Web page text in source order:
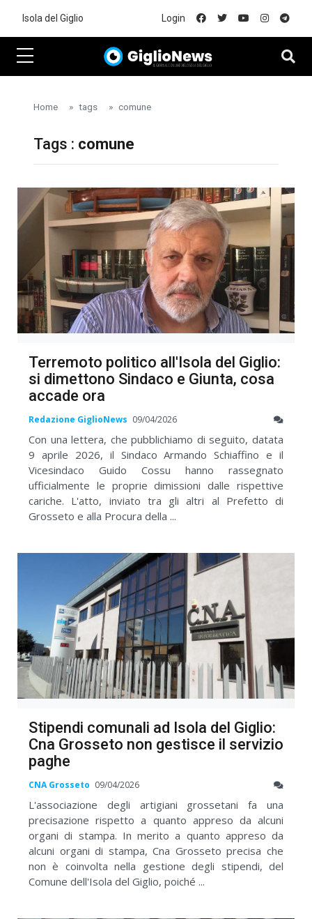
Isola del Giglio Login
Home tags comune
Tags : comune
Terremoto politico all'Isola del Giglio:
si dimettono Sindaco e Giunta, cosa
accade ora
Redazione GiglioNews 09/04/2026
Con una lettera, che pubblichiamo di seguito, datata
9 aprile 2026, il Sindaco Armando Schiaffino e il
Vicesindaco Guido Cossu hanno rassegnato
ufficialmente le proprie dimissioni dalle rispettive
cariche. L'atto, inviato tra gli altri al Prefetto di
Grosseto e alla Procura della ...
Stipendi comunali ad Isola del Giglio:
Cna Grosseto non gestisce il servizio
paghe
CNA Grosseto 09/04/2026
L'associazione degli artigiani grossetani fa una
precisazione rispetto a quanto appreso da alcuni
organi di stampa. In merito a quanto appreso da
alcuni organi di stampa, Cna Grosseto precisa che
non è coinvolta nella gestione degli stipendi, del
Comune dell'Isola del Giglio, poiché ...